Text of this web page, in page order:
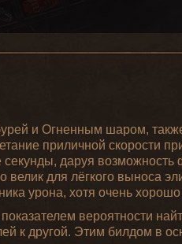
и Огненным шаром,
приличной скорости
даруя
велик для лёгкого выноса
урона, хотя очень
вероятности
к другой. Этим билдом в